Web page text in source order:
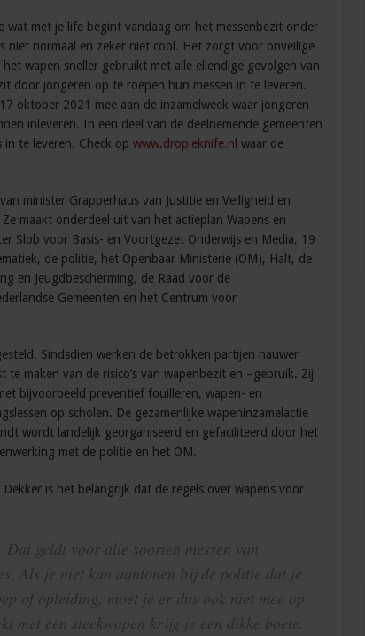
wat met je life begint vandaag om het messenbezit onder
niet normaal en zeker niet cool. Het zorgt voor onveilige
wapen sneller gebruikt met alle ellendige gevolgen van
door jongeren op te roepen hun messen in te leveren.
oktober 2021 mee aan de inzamelweek waar jongeren
inleveren. In een deel van de deelnemende gemeenten
te leveren. Check op www.dropjeknife.nl waar de
minister Grapperhaus van Justitie en Veiligheid en
maakt onderdeel uit van het actieplan Wapens en
Slob voor Basis- en Voortgezet Onderwijs en Media, 19
de politie, het Openbaar Ministerie (OM), Halt, de
en Jeugdbescherming, de Raad voor de
Gemeenten en het Centrum voor
Sindsdien werken de betrokken partijen nauwer
maken van de risico’s van wapenbezit en –gebruik. Zij
bijvoorbeeld preventief fouilleren, wapen- en
op scholen. De gezamenlijke wapeninzamelactie
wordt landelijk georganiseerd en gefaciliteerd door het
met de politie en het OM.
is het belangrijk dat de regels over wapens voor
geldt voor alle soorten messen van
Als je niet kan aantonen bij de politie dat je
of opleiding, moet je er dus ook niet mee op
met een steekwapen krijg je een dikke boete.